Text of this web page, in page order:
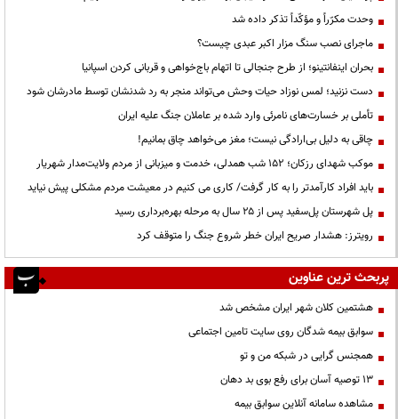
وحدت مکرّراً و مؤکّداً تذکر داده شد
ماجرای نصب سنگ مزار اکبر عبدی چیست؟
بحران اینفانتینو؛ از طرح جنجالی تا اتهام باج‌خواهی و قربانی کردن اسپانیا
دست نزنید؛ لمس نوزاد حیات وحش می‌تواند منجر به رد شدنشان توسط مادرشان شود
تأملی بر خسارت‌های نامرئی وارد شده بر عاملان جنگ علیه ایران
چاقی به دلیل بی‌ارادگی نیست؛ مغز می‌خواهد چاق بمانیم!
موکب شهدای رزکان؛ ۱۵۲ شب همدلی، خدمت و میزبانی از مردم ولایت‌مدار شهریار
باید افراد کارآمدتر را به کار گرفت/ کاری می کنیم در معیشت مردم مشکلی پیش نیاید
پل شهرستان پل‌سفید پس از ۲۵ سال به مرحله بهره‌برداری رسید
رویترز: هشدار صریح ایران خطر شروع جنگ را متوقف کرد
پربحث ترین عناوین
هشتمین کلان شهر ایران مشخص شد
سوابق بیمه شدگان روی سایت تامین اجتماعی
همجنس گرایی در شبکه من و تو
13 توصیه آسان برای رفع بوی بد دهان
مشاهده سامانه آنلاين سوابق بیمه